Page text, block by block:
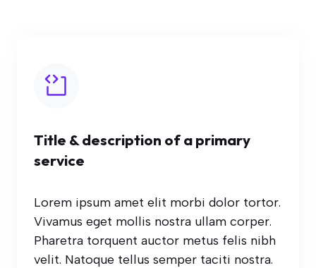
Title & description of a primary
service
Lorem ipsum amet elit morbi dolor tortor.
Vivamus eget mollis nostra ullam corper.
Pharetra torquent auctor metus felis nibh
velit. Natoque tellus semper taciti nostra.